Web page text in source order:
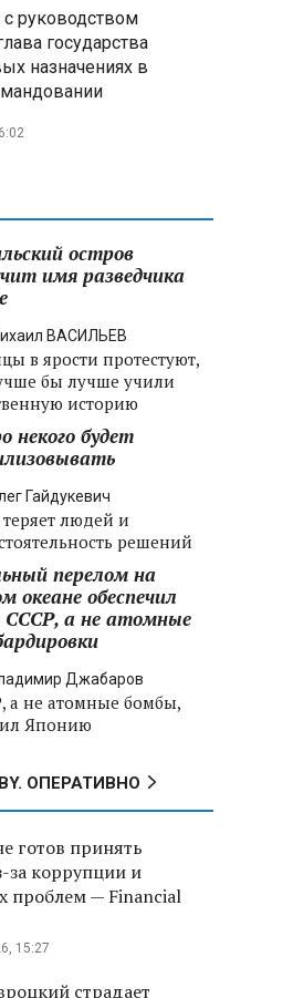
руководством
государства
назначениях в
остров
имя разведчика
ВАСИЛЬЕВ
в ярости протестуют,
бы лучше учили
историю
некого будет
Гайдукевич
людей и
решений
перелом на
океане обеспечил
СССР, а не атомные
Джабаров
а не атомные бомбы,
Японию
ОПЕРАТИВНО
готов принять
за коррупции и
проблем — Financial
15:27
страдает